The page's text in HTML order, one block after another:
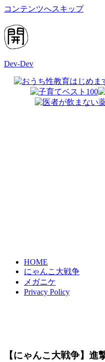
コンテンツへスキップ
Dev-Dev
HOME
にゃんこ大戦争
メガニケ
Privacy Policy
【にゃんこ大戦争】